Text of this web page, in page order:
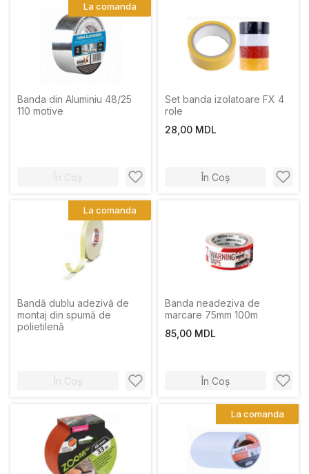
Banda din Aluminiu 48/25
110 motive
În Coș
La comanda
Set banda izolatoare FX 4
role
28,00 MDL
În Coș
Bandă dublu adezivă de
montaj din spumă de
polietilenă
În Coș
La comanda
Banda neadeziva de
marcare 75mm 100m
85,00 MDL
În Coș
La comanda